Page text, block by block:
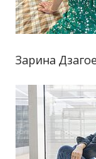
Зарина